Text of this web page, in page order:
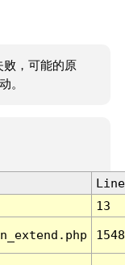
败，可能的原
。
Line
13
1548